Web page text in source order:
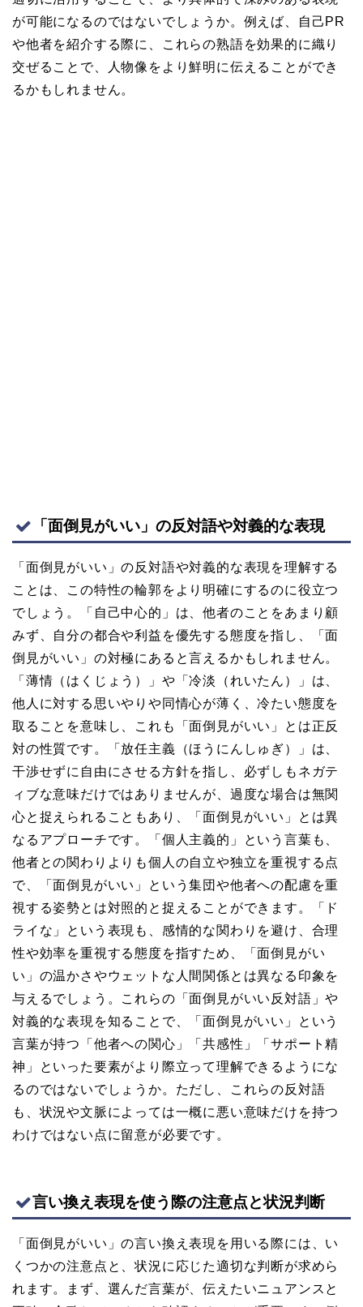
が可能になるのではないでしょうか。例えば、自己PR
や他者を紹介する際に、これらの熟語を効果的に織り
交ぜることで、人物像をより鮮明に伝えることができ
るかもしれません。
「面倒見がいい」の反対語や対義的な表現
「面倒見がいい」の反対語や対義的な表現を理解する
ことは、この特性の輪郭をより明確にするのに役立つ
でしょう。「自己中心的」は、他者のことをあまり顧
みず、自分の都合や利益を優先する態度を指し、「面
倒見がいい」の対極にあると言えるかもしれません。
「薄情（はくじょう）」や「冷淡（れいたん）」は、
他人に対する思いやりや同情心が薄く、冷たい態度を
取ることを意味し、これも「面倒見がいい」とは正反
対の性質です。「放任主義（ほうにんしゅぎ）」は、
干渉せずに自由にさせる方針を指し、必ずしもネガテ
ィブな意味だけではありませんが、過度な場合は無関
心と捉えられることもあり、「面倒見がいい」とは異
なるアプローチです。「個人主義的」という言葉も、
他者との関わりよりも個人の自立や独立を重視する点
で、「面倒見がいい」という集団や他者への配慮を重
視する姿勢とは対照的と捉えることができます。「ド
ライな」という表現も、感情的な関わりを避け、合理
性や効率を重視する態度を指すため、「面倒見がい
い」の温かさやウェットな人間関係とは異なる印象を
与えるでしょう。これらの「面倒見がいい反対語」や
対義的な表現を知ることで、「面倒見がいい」という
言葉が持つ「他者への関心」「共感性」「サポート精
神」といった要素がより際立って理解できるようにな
るのではないでしょうか。ただし、これらの反対語
も、状況や文脈によっては一概に悪い意味だけを持つ
わけではない点に留意が必要です。
言い換え表現を使う際の注意点と状況判断
「面倒見がいい」の言い換え表現を用いる際には、い
くつかの注意点と、状況に応じた適切な判断が求めら
れます。まず、選んだ言葉が、伝えたいニュアンスと